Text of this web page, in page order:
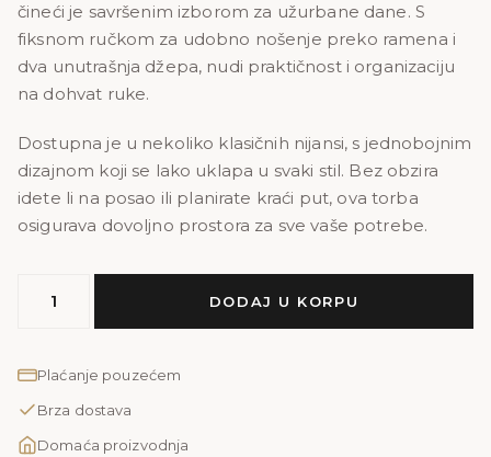
čineći je savršenim izborom za užurbane dane. S
fiksnom ručkom za udobno nošenje preko ramena i
dva unutrašnja džepa, nudi praktičnost i organizaciju
na dohvat ruke.
Dostupna je u nekoliko klasičnih nijansi, s jednobojnim
dizajnom koji se lako uklapa u svaki stil. Bez obzira
idete li na posao ili planirate kraći put, ova torba
osigurava dovoljno prostora za sve vaše potrebe.
LUNA
bordo
DODAJ U KORPU
Plaćanje pouzećem
Brza dostava
Domaća proizvodnja